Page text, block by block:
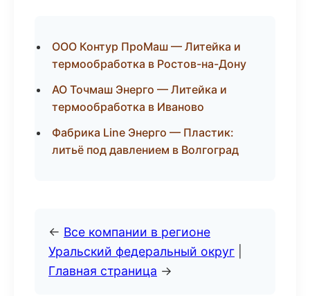
ООО Контур ПроМаш — Литейка и
термообработка в Ростов-на-Дону
АО Точмаш Энерго — Литейка и
термообработка в Иваново
Фабрика Line Энерго — Пластик:
литьё под давлением в Волгоград
← Все компании в регионе
Уральский федеральный округ
Главная страница →